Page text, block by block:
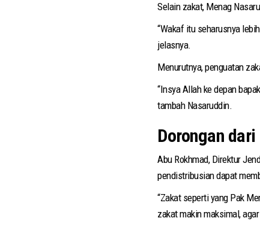
Selain zakat, Menag
“Wakaf itu seharusnya
jelasnya.
Menurutnya, penguatan
“Insya Allah ke depan
tambah Nasaruddin.
Dorongan
Abu Rokhmad, Direktur
pendistribusian dapat
“Zakat seperti yang Pak
zakat makin maksimal,